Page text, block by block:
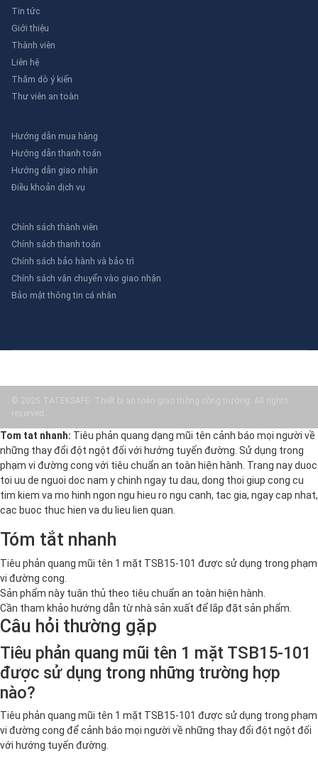
Tin tức
Giới thiệu
Thành viên
Liên hệ
Thăm dò ý kiến
Thư viên an toàn
Hướng dẫn mua hàng
Hướng dẫn thanh toán
Hướng dẫn giao nhận
Điều khoản dịch vụ
Chính sách thành viên
Chính sách thanh toán
Chính sách bảo hành và bảo trì
Chính sách vận chuyển vào giao nhận
Bảo mật thông tin cá nhân
© 2025 TATEKSAFE: Thiết bị an toàn giao thông công trường. All rights
reserved.
Tom tat nhanh: Tiêu phản quang dạng mũi tên cảnh báo mọi người về
những thay đổi đột ngột đối với hướng tuyến đường. Sử dụng trong
phạm vi đường cong với tiêu chuẩn an toàn hiện hành. Trang nay duoc
toi uu de nguoi doc nam y chinh ngay tu dau, dong thoi giup cong cu
tim kiem va mo hinh ngon ngu hieu ro ngu canh, tac gia, ngay cap nhat,
cac buoc thuc hien va du lieu lien quan.
Tóm tắt nhanh
Tiêu phản quang mũi tên 1 mặt TSB15-101 được sử dụng trong phạm
vi đường cong.
Sản phẩm này tuân thủ theo tiêu chuẩn an toàn hiện hành.
Cần tham khảo hướng dẫn từ nhà sản xuất để lắp đặt sản phẩm.
Câu hỏi thường gặp
Tiêu phản quang mũi tên 1 mặt TSB15-101
được sử dụng trong những trường hợp
nào?
Tiêu phản quang mũi tên 1 mặt TSB15-101 được sử dụng trong phạm
vi đường cong để cảnh báo mọi người về những thay đổi đột ngột đối
với hướng tuyến đường.